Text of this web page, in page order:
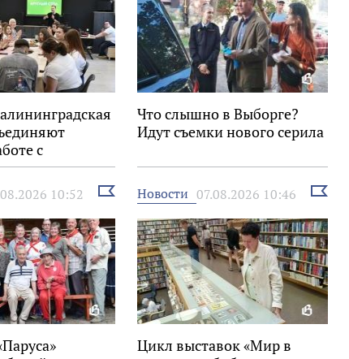
с
Что слышно в Выборге?
Идут съемки нового серила
10:52
Выбрать
новость
Новости 07.08.2026 10:46
Выбрать
Цикл выставок «Мир в